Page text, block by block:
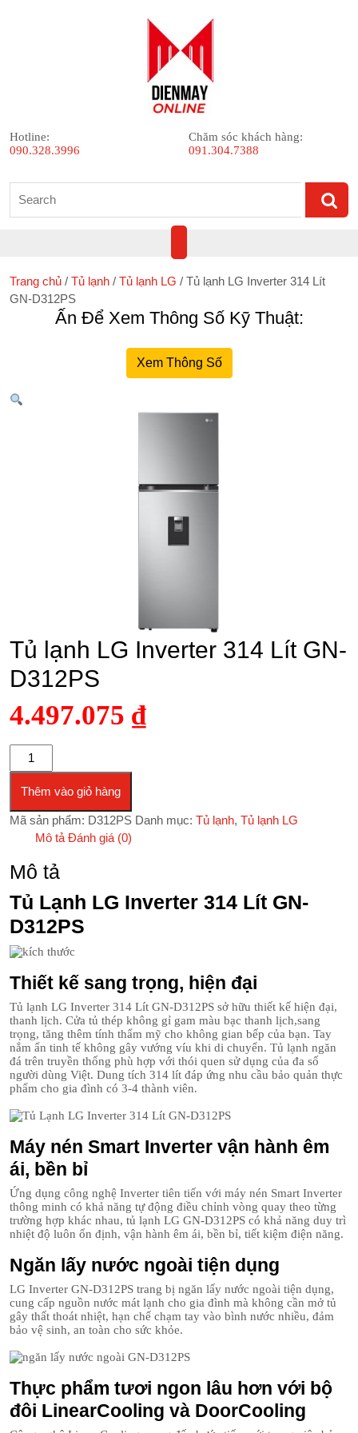
Hotline:
090.328.3996
Chăm sóc khách hàng:
091.304.7388
for:
Button
Trang chủ / Tủ lạnh / Tủ lạnh LG / Tủ lạnh LG Inverter 314 Lít
GN-D312PS
Ấn Để Xem Thông Số Kỹ Thuật:
Xem Thông Số
Tủ lạnh LG Inverter 314 Lít GN-
D312PS
4.497.075 ₫
Tủ lạnh LG Inverter 314 Lít GN-D312PS số lượng
Thêm vào giỏ hàng
Mã sản phẩm: D312PS Danh mục: Tủ lạnh, Tủ lạnh LG
Mô tả Đánh giá (0)
Mô tả
Tủ Lạnh LG Inverter 314 Lít GN-
D312PS
Thiết kế sang trọng, hiện đại
Tủ lạnh LG Inverter 314 Lít GN-D312PS sở hữu thiết kế hiện đại,
thanh lịch. Cửa tủ thép không gỉ gam màu bạc thanh lịch,sang
trọng, tăng thêm tính thẩm mỹ cho không gian bếp của bạn. Tay
nắm ẩn tinh tế không gây vướng víu khi di chuyển. Tủ lạnh ngăn
đá trên truyền thống phù hợp với thói quen sử dụng của đa số
người dùng Việt. Dung tích 314 lít đáp ứng nhu cầu bảo quản thực
phẩm cho gia đình có 3-4 thành viên.
Máy nén Smart Inverter vận hành êm
ái, bền bỉ
Ứng dụng công nghệ Inverter tiên tiến với máy nén Smart Inverter
thông minh có khả năng tự động điều chỉnh vòng quay theo từng
trường hợp khác nhau, tủ lạnh LG GN-D312PS có khả năng duy trì
nhiệt độ luôn ổn định, vận hành êm ái, bền bỉ, tiết kiệm điện năng.
Ngăn lấy nước ngoài tiện dụng
LG Inverter GN-D312PS trang bị ngăn lấy nước ngoài tiện dụng,
cung cấp nguồn nước mát lạnh cho gia đình mà không cần mở tủ
gây thất thoát nhiệt, hạn chế chạm tay vào bình nước nhiều, đảm
bảo vệ sinh, an toàn cho sức khỏe.
Thực phẩm tươi ngon lâu hơn với bộ
đôi LinearCooling và DoorCooling